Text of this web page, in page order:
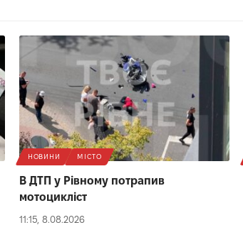
НОВИНИ МІСТО
В ДТП у Рівному потрапив
мотоцикліст
11:15, 8.08.2026